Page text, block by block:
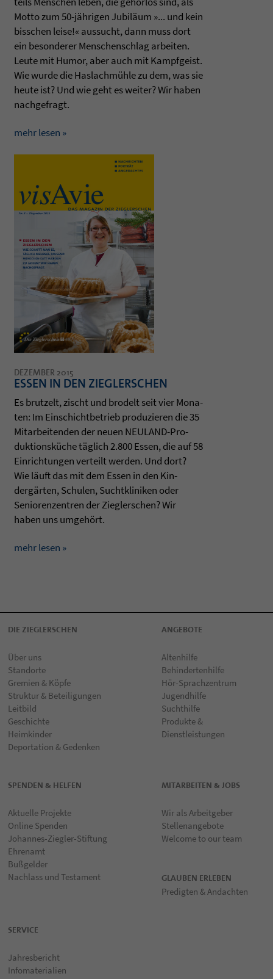
Motto zum 50-jähri­gen Jubiläum »... und kein
biss­chen leise!« aus­sucht, dann muss dort
ein beson­de­rer Men­schen­schlag arbei­ten.
Leute mit Humor, aber auch mit Kampf­geist.
Wie wurde die Has­lach­mühle zu dem, was sie
heute ist? Und wie geht es wei­ter? Wir haben
nach­ge­fragt.
mehr lesen »
DEZEMBER 2015
ESSEN IN DEN ZIEGLERSCHEN
Es brut­zelt, zischt und bro­delt seit vier Mona­
ten: Im Ein­schicht­be­trieb pro­du­zie­ren die 35
Mit­ar­bei­ten­den der neuen NEULAND-Pro­
duk­ti­onsküche täglich 2.800 Essen, die auf 58
Ein­rich­tun­gen ver­teilt wer­den. Und dort?
Wie läuft das mit dem Essen in den Kin­
dergärten, Schu­len, Sucht­kli­ni­ken oder
Senio­ren­zen­tren der Zieg­ler­schen? Wir
haben uns umgehört.
mehr lesen »
DIE ZIEGLERSCHEN
Über uns
Standorte
Gremien & Köpfe
Struktur & Beteiligungen
Leitbild
Geschichte
Heimkinder
Deportation & Gedenken
ANGEBOTE
Altenhilfe
Behindertenhilfe
Hör-Sprachzentrum
Jugendhilfe
Suchthilfe
Produkte &
Dienstleistungen
SPENDEN & HELFEN
Aktuelle Projekte
Online Spenden
Johannes-Ziegler-Stiftung
Ehrenamt
Bußgelder
Nachlass und Testament
MITARBEITEN & JOBS
Wir als Arbeitgeber
Stellenangebote
Welcome to our team
GLAUBEN ERLEBEN
Predigten & Andachten
SERVICE
Jahresbericht
Infomaterialien